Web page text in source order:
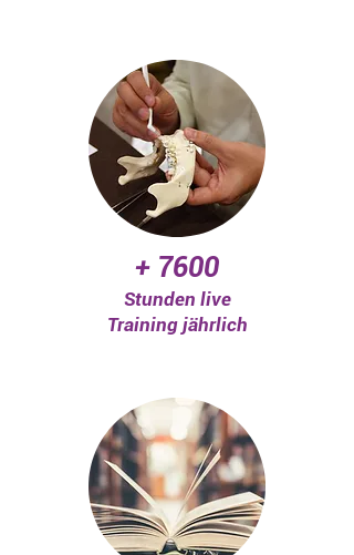
+ 7600
Stunden live
Training jährlich